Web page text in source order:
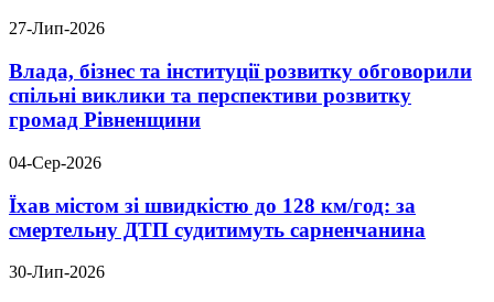
27-Лип-2026
Влада, бізнес та інституції розвитку обговорили
спільні виклики та перспективи розвитку
громад Рівненщини
04-Сер-2026
Їхав містом зі швидкістю до 128 км/год: за
смертельну ДТП судитимуть сарненчанина
30-Лип-2026